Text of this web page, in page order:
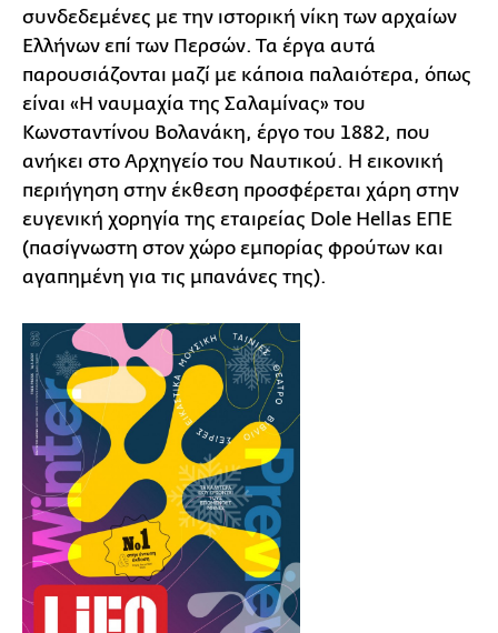
συνδεδεμένες με την ιστορική νίκη των αρχαίων
Ελλήνων επί των Περσών. Τα έργα αυτά
παρουσιάζονται μαζί με κάποια παλαιότερα, όπως
είναι «Η ναυμαχία της Σαλαμίνας» του
Κωνσταντίνου Βολανάκη, έργο του 1882, που
ανήκει στο Αρχηγείο του Ναυτικού. Η εικονική
περιήγηση στην έκθεση προσφέρεται χάρη στην
ευγενική χορηγία της εταιρείας Dole Hellas ΕΠΕ
(πασίγνωστη στον χώρο εμπορίας φρούτων και
αγαπημένη για τις μπανάνες της).